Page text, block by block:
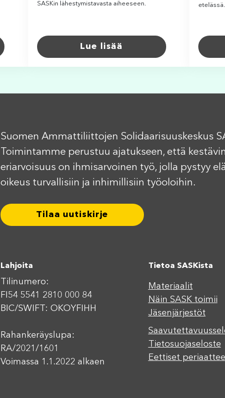
SASKin lähestymistavasta aiheeseen.
Lue lisää
etelässä.
Suomen Ammattiliittojen Solidaarisuuskeskus
Toimintamme perustuu ajatukseen, että
eriarvoisuus on ihmisarvoinen työ, jolla pystyy
oikeus turvallisiin ja inhimillisiin työoloihin.
Tilaa uutiskirje
Lahjoita
Tilinumero:
FI54 5541 2810 000 84
BIC/SWIFT: OKOYFIHH
Rahankeräyslupa:
RA/2021/1601
Voimassa 1.1.2022 alkaen
Tietoa SASKista
Materiaalit
Näin SASK toimii
Jäsenjärjestöt
Tietosuojaseloste
Eettiset